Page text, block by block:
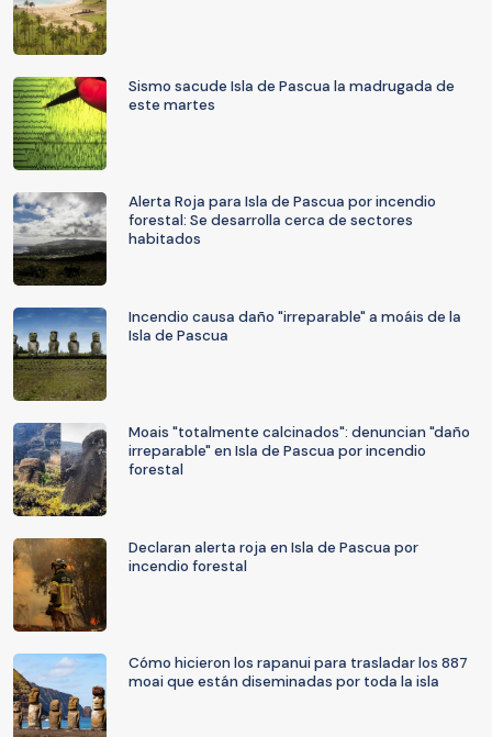
Sismo sacude Isla de Pascua la madrugada de
este martes
Alerta Roja para Isla de Pascua por incendio
forestal: Se desarrolla cerca de sectores
habitados
Incendio causa daño "irreparable" a moáis de la
Isla de Pascua
Moais "totalmente calcinados": denuncian "daño
irreparable" en Isla de Pascua por incendio
forestal
Declaran alerta roja en Isla de Pascua por
incendio forestal
Cómo hicieron los rapanui para trasladar los 887
moai que están diseminadas por toda la isla